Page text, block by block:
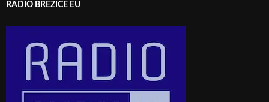
RADIO BREŽICE EU